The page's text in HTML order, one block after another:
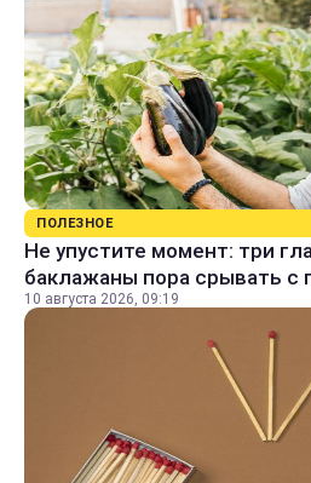
ПОЛЕЗНОЕ
Не упустите момент: три
баклажаны пора срывать с
10 августа 2026, 09:19